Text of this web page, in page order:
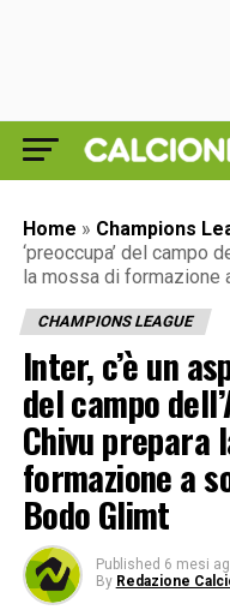
Home » Champions
‘preoccupa’ del campo
la mossa di formazione
CHAMPIONS LEAGUE
Inter, c’è un
del campo
Chivu prepara
formazione a
Bodo Glimt
Published 6 mesi
By Redazione